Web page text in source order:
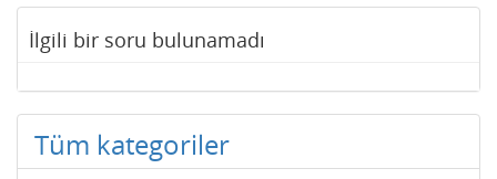
İlgili bir soru bulunamadı
Tüm kategoriler